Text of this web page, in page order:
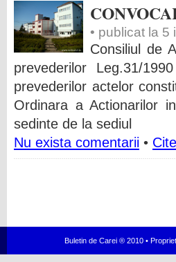
• publicat la 5
Consiliul de
prevederilor Leg.31/
prevederilor actelor
Ordinara a Actionarilor
sedinte de la sediul
Nu exista comentarii •
Buletin de Carei ® 2010 •